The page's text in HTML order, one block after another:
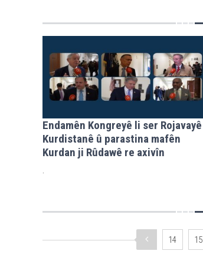
Endamên Kongreyê li ser Rojavayê
Kurdistanê û parastina mafên
Kurdan ji Rûdawê re axivîn
.
14 15